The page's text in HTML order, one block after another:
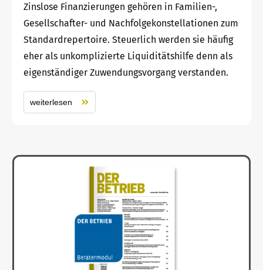
Zinslose Finanzierungen gehören in Familien-,
Gesellschafter- und Nachfolgekonstellationen zum
Standardrepertoire. Steuerlich werden sie häufig
eher als unkomplizierte Liquiditätshilfe denn als
eigenständiger Zuwendungsvorgang verstanden.
weiterlesen